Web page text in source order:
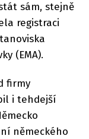
sám, stejně
registraci
(EMA).
firmy
i tehdejší
německého